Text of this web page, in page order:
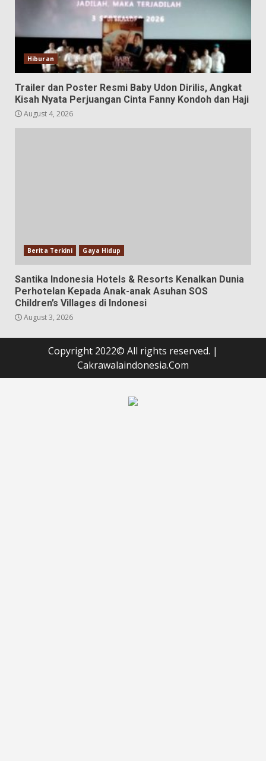
Hiburan
Trailer dan Poster Resmi Baby Udon Dirilis, Angkat
Kisah Nyata Perjuangan Cinta Fanny Kondoh dan Haji
August 4, 2026
Berita Terkini Gaya Hidup
Santika Indonesia Hotels & Resorts Kenalkan Dunia
Perhotelan Kepada Anak-anak Asuhan SOS
Children’s Villages di Indonesi
August 3, 2026
Copyright 2022© All rights reserved. |
Cakrawalaindonesia.Com